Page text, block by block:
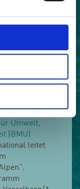
krajevne-
Gemeinden
Umwelt,
(BMU)
leitet